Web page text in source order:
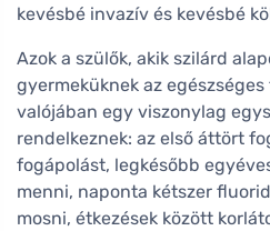
kevésbé invazív és kevésbé
Azok a szülők, akik szilárd
gyermeküknek az
valójában egy viszonylag
rendelkeznek: az első áttört
fogápolást, legkésőbb
menni, naponta kétszer
mosni, étkezések között